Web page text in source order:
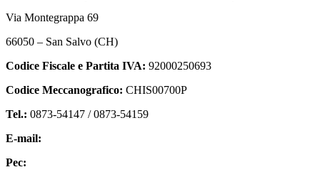
Via Montegrappa 69
66050 – San Salvo (CH)
Codice Fiscale e Partita IVA: 92000250693
Codice Meccanografico: CHIS00700P
Tel.: 0873-54147 /0873-54159
E-mail:
Pec: